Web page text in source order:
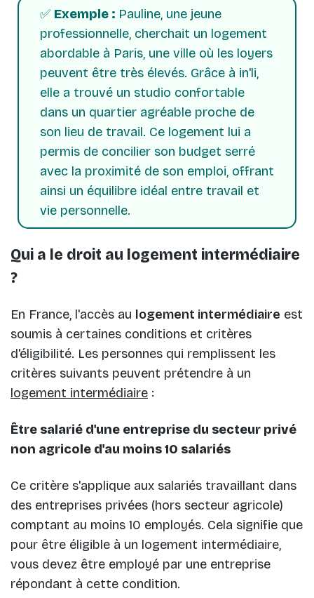
✅ Exemple : Pauline, une jeune
professionnelle, cherchait un logement
abordable à Paris, une ville où les loyers
peuvent être très élevés. Grâce à in'li,
elle a trouvé un studio confortable
dans un quartier agréable proche de
son lieu de travail. Ce logement lui a
permis de concilier son budget serré
avec la proximité de son emploi, offrant
ainsi un équilibre idéal entre travail et
vie personnelle.
Qui a le droit au logement intermédiaire
?
En France, l'accès au logement intermédiaire est
soumis à certaines conditions et critères
d'éligibilité. Les personnes qui remplissent les
critères suivants peuvent prétendre à un
logement intermédiaire :
Être salarié d'une entreprise du secteur privé
non agricole d'au moins 10 salariés
Ce critère s'applique aux salariés travaillant dans
des entreprises privées (hors secteur agricole)
comptant au moins 10 employés. Cela signifie que
pour être éligible à un logement intermédiaire,
vous devez être employé par une entreprise
répondant à cette condition.